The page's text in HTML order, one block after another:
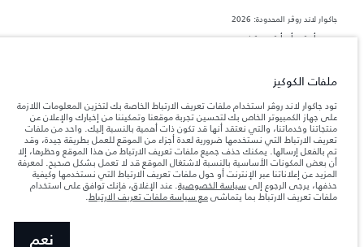
جاكوار لاند روڨر المحدودة: 2026
مصر, أم تي أي أوتو موتيف
والحد الأقصى لأحمال المحور عند تحميل السيارة بالإكسسوارات والركاب والسوائل والوقود
المعلومات والمواصفات والأسعار والألوان المذكورة على هذا الموقع قد تختلف من بلد إلى
آخر، كما أنّها قد تتغير بدون إشعار مسبق. الرجاء التواصل مع وكيلنا المحلي للتأكد من توفّرها
والتحقق من الأسعار.
ملاحظة مهمة حول الصور والمواصفات. إن النقص العالمي في أشباه الموصلات يؤثر حاليًا
في مواصفات تصميم السيارات وتوفر الخيارات وتوقيتات التصاميم. هذا ظرف ديناميكي
للغاية، ونتيجة لذلك، قد لا تمثّل الصور المستخدَمة ضمن موقع الويب حاليًا المواصفات الحالية
بالكامل بالنسبة إلى الميزات والخيارات والحلية ومجموعات الألوان. يرجى استشارة وكيلك الذي
يتباين استهلك الوقود الفعلي للمركبة عن ذلك المتحقق في تلك الاختبارات كما أن هذه
ملفات الكوكيز
تود جاكوار لاند روڤر استخدام ملفات تعريف الارتباط الخاصة بك لتخزين المعلومات اللازمة
على جهاز الكمبيوتر الخاص بك لتحسين تجربة موقعنا وتمكيننا من إخبارك والإعلان عن
منتجاتنا وخدماتنا، والتي نعتقد أنها قد تكون ذات أهمية بالنسبة إليك. واحد من ملفات
تعريف الارتباط التي نستخدمها ضرورية لعدة أجزاء من الموقع للعمل بطريقة جيدة، وقد
تم بالفعل إرسالها. يمكنك حذف جميع ملفات تعريف الارتباط من هذا الموقع وحظرها، إلا
أن بعض المكونات الأساسية بالنسبة لاشتغال الموقع قد لا تعمل بشكل صحيح. لمعرفة
المزيد عن إعلاناتنا عبر الإنترنت أو حول ملفات تعريف الارتباط التي نستخدمها وكيفية
حذفها، يرجى الرجوع إلى سياسة الخصوصية. عند الإغلاق، فإنك توافق على استخدام
ملفات تعريف الارتباط بما يتماشىمع سياسة ملفات تعريف الارتباط.
نعم